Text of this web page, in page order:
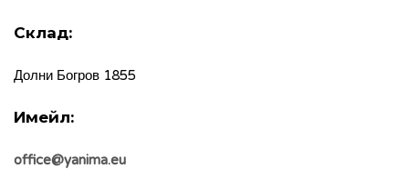
Склад:
Долни Богров 1855
Имейл:
office@yanima.eu